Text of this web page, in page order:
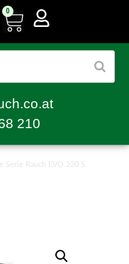
0
210
Serie Rauch EVO 220 S